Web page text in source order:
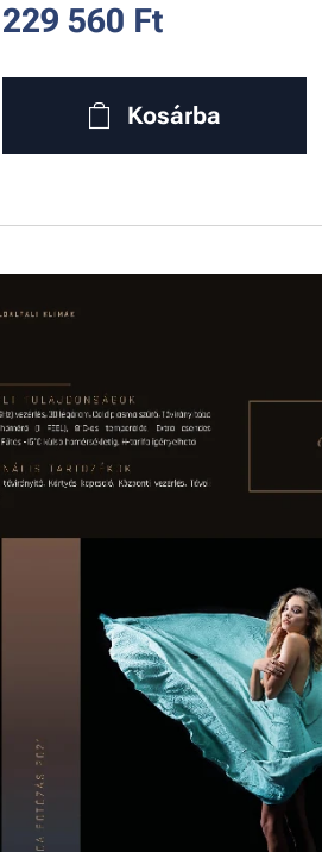
229 560 Ft
Kosárba